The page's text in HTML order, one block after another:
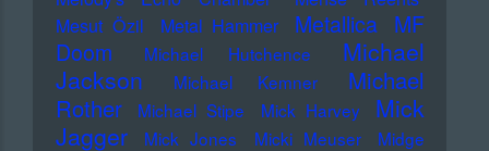
Mesut Özil
Metal Hammer Metallica MF
Doom
Michael Hutchence
Michael
Jackson
Michael Kemner
Michael
Rother
Michael Stipe Mick Harvey
Mick
Jagger
Mick Jones Micki Meuser
Midge